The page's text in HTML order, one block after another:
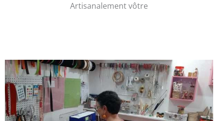
Artisanalement vôtre